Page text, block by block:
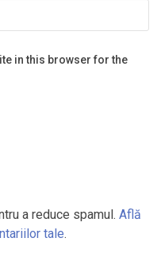
in this browser for the
a reduce spamul. Află
tale.